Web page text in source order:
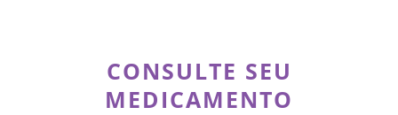
CONSULTE SEU
MEDICAMENTO